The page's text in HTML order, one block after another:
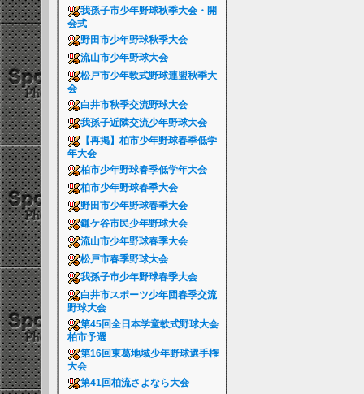
我孫子市少年野球秋季大会・開
会式
野田市少年野球秋季大会
流山市少年野球大会
松戸市少年軟式野球連盟秋季大
会
白井市秋季交流野球大会
我孫子近隣交流少年野球大会
【再掲】柏市少年野球春季低学
年大会
柏市少年野球春季低学年大会
柏市少年野球春季大会
野田市少年野球春季大会
鎌ケ谷市民少年野球大会
流山市少年野球春季大会
松戸市春季野球大会
我孫子市少年野球春季大会
白井市スポーツ少年団春季交流
野球大会
第45回全日本学童軟式野球大会
柏市予選
第16回東葛地域少年野球選手権
大会
第41回柏流さよなら大会